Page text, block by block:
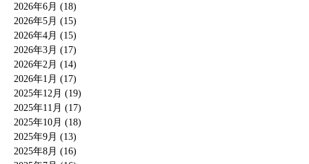
2026年6月 (18)
2026年5月 (15)
2026年4月 (15)
2026年3月 (17)
2026年2月 (14)
2026年1月 (17)
2025年12月 (19)
2025年11月 (17)
2025年10月 (18)
2025年9月 (13)
2025年8月 (16)